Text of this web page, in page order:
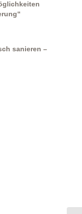
sanieren –